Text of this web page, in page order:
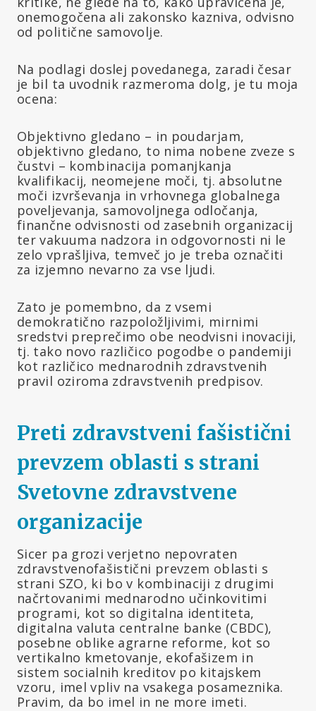
onemogočena ali zakonsko kazniva, odvisno
od politične samovolje.
Na podlagi doslej povedanega, zaradi česar
je bil ta uvodnik razmeroma dolg, je tu moja
ocena:
Objektivno gledano – in poudarjam,
objektivno gledano, to nima nobene zveze s
čustvi – kombinacija pomanjkanja
kvalifikacij, neomejene moči, tj. absolutne
moči izvrševanja in vrhovnega globalnega
poveljevanja, samovoljnega odločanja,
finančne odvisnosti od zasebnih organizacij
ter vakuuma nadzora in odgovornosti ni le
zelo vprašljiva, temveč jo je treba označiti
za izjemno nevarno za vse ljudi.
Zato je pomembno, da z vsemi
demokratično razpoložljivimi, mirnimi
sredstvi preprečimo obe neodvisni inovaciji,
tj. tako novo različico pogodbe o pandemiji
kot različico mednarodnih zdravstvenih
pravil oziroma zdravstvenih predpisov.
Preti zdravstveni fašistični
prevzem oblasti s strani
Svetovne zdravstvene
organizacije
Sicer pa grozi verjetno nepovraten
zdravstvenofašistični prevzem oblasti s
strani SZO, ki bo v kombinaciji z drugimi
načrtovanimi mednarodno učinkovitimi
programi, kot so digitalna identiteta,
digitalna valuta centralne banke (CBDC),
posebne oblike agrarne reforme, kot so
vertikalno kmetovanje, ekofašizem in
sistem socialnih kreditov po kitajskem
vzoru, imel vpliv na vsakega posameznika.
Pravim, da bo imel in ne more imeti.